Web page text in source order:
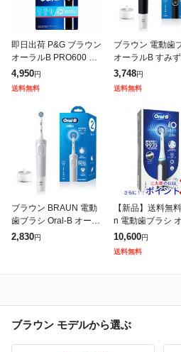
即日出荷 P&G ブラウン
オーラルB PRO600 ブ
ラックエディション 電
動歯ブラシ本体
4,950円
送料無料
ブラウン 電動歯
オーラルB すみず
リーン
ブラック 電動ハ
オーラルケア 回
3,748円
送料無料
ブラウン BRAUN 電動
歯ブラシ Oral-B オーラ
ルB すみずみクリーンP
2,830円
【新品】送料無
n 電動歯ブラシ オ
ルB iO3
H マットブラック
10,600円
送料無料
ブラウン モデルから選ぶ